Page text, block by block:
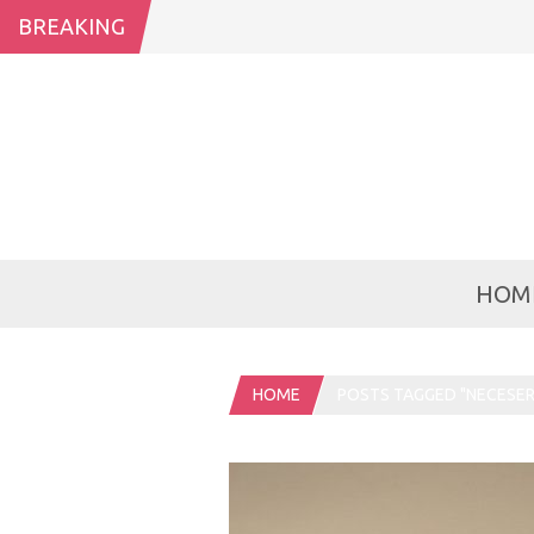
BREAKING
HOME